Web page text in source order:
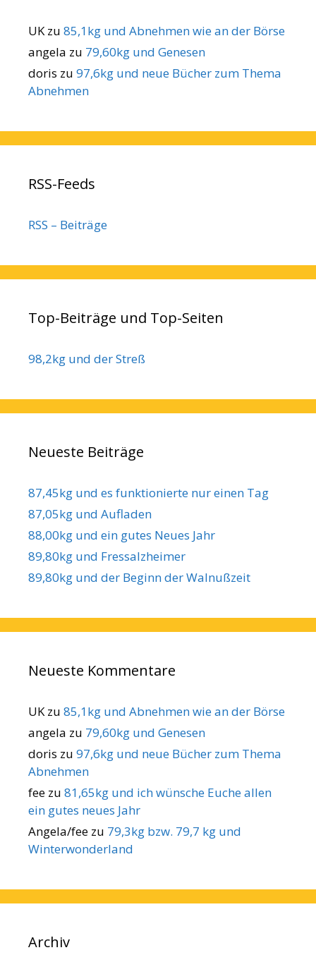
UKzu 85,1kg und Abnehmen wie an der Börse
angela zu 79,60kg und Genesen
doris zu 97,6kg und neue Bücher zum Thema
Abnehmen
RSS-Feeds
RSS – Beiträge
Top-Beiträge und Top-Seiten
98,2kg und der Streß
Neueste Beiträge
87,45kg und es funktionierte nur einen Tag
87,05kg und Aufladen
88,00kg und ein gutes Neues Jahr
89,80kg und Fressalzheimer
89,80kg und der Beginn der Walnußzeit
Neueste Kommentare
UKzu 85,1kg und Abnehmen wie an der Börse
angela zu 79,60kg und Genesen
doris zu 97,6kg und neue Bücher zum Thema
Abnehmen
fee zu 81,65kg und ich wünsche Euche allen
ein gutes neues Jahr
Angela/fee zu 79,3kg bzw. 79,7 kg und
Winterwonderland
Archiv